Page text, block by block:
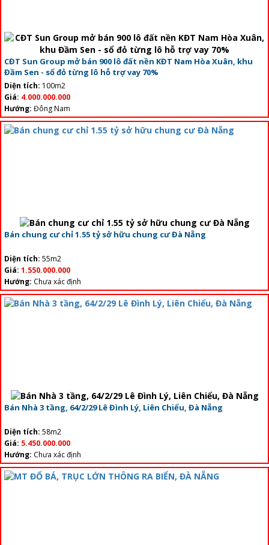
CĐT Sun Group mở bán 900 lô đất nền KĐT Nam Hòa Xuân, khu
Đầm Sen - sổ đỏ từng lô hỗ trợ vay 70%
Diện tích: 100m2
Giá: 4.000.000.000
Hướng: Đông Nam
Bán chung cư chỉ 1.55 tỷ sở hữu chung cư Đà Nẵng
Diện tích: 55m2
Giá: 1.550.000.000
Hướng: Chưa xác định
Bán Nhà 3 tầng, 64/2/29 Lê Đình Lý, Liên Chiểu, Đà Nẵng
Diện tích: 58m2
Giá: 5.450.000.000
Hướng: Chưa xác định